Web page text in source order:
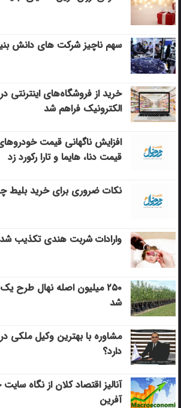
سهم ناچیز شرکت های دانش
خرید از فروشگاه‌های اینترنتی
الکترونیک فراهم شد
افزایش ناگهانی قیمت
قیمت دنا، هایما و تارا رکورد زد
نکات ضروری برای خرید بلیط
وارادات شربت هندی تکذیب شد
۲۵۰ میلیون اصله نهال طرح
شد
مشاوره با بهترین وکیل ملکی
دارد؟
آنالیز اقتصاد کلان از نگاه
آفرین